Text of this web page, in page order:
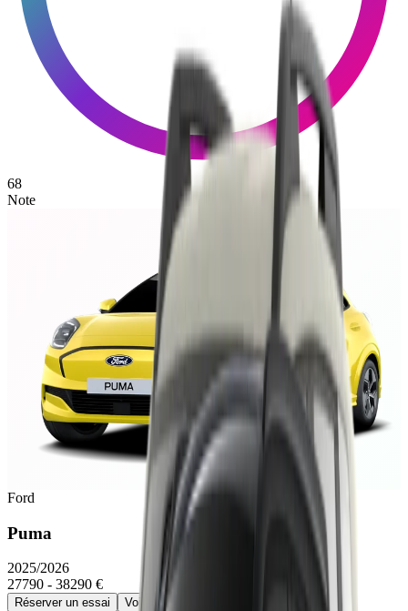
68
Note
Ford
Puma
2025/2026
27790 - 38290 €
Réserver un essai Voir la fiche détaillée →